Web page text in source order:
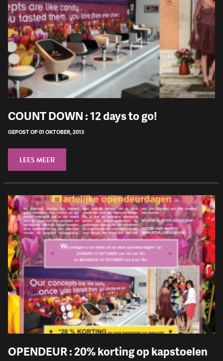
COUNT DOWN : 12 days to go!
GEPOST OP 01 OKTOBER, 2013
LEES MEER
OPENDEUR : 20% korting op kapstoelen